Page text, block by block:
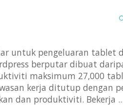
untuk pengeluaran tablet
berputar dibuat
maksimum 27,000
kerja ditutup dengan
dan produktiviti. Bekerja